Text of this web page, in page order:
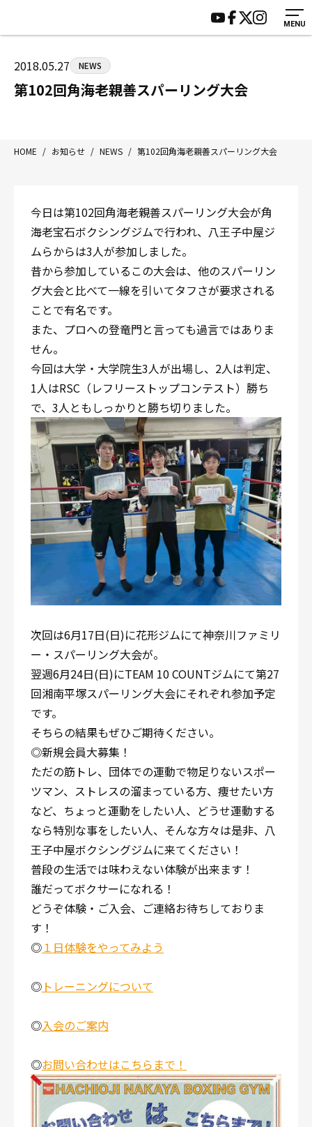
MENU
八王子中屋ボクシングジム
〒192-0072 東京都八王子市南町3-8 第2原嶋ビル1F
Tel/Fax：042-622-7222
営業時間：月〜土 14:00〜22:00 / 日・祝 14:00〜19:00
HOME
ジムについて
トレーニング
入会案内
施設紹介
会員様の声
サポーター募集
2018.05.27 NEWS
第102回角海老親善スパーリング大会
HOME / お知らせ / NEWS / 第102回角海老親善スパーリング大会
今日は第102回角海老親善スパーリング大会が角
海老宝石ボクシングジムで行われ、八王子中屋ジ
ムらからは3人が参加しました。
昔から参加しているこの大会は、他のスパーリン
グ大会と比べて一線を引いてタフさが要求される
ことで有名です。
また、プロへの登竜門と言っても過言ではありま
せん。
今回は大学・大学院生3人が出場し、2人は判定、
1人はRSC（レフリーストップコンテスト）勝ち
で、3人ともしっかりと勝ち切りました。
次回は6月17日(日)に花形ジムにて神奈川ファミリ
ー・スパーリング大会が。
翌週6月24日(日)にTEAM 10 COUNTジムにて第27
回湘南平塚スパーリング大会にそれぞれ参加予定
です。
そちらの結果もぜひご期待ください。
◎新規会員大募集！
ただの筋トレ、団体での運動で物足りないスポー
ツマン、ストレスの溜まっている方、痩せたい方
など、ちょっと運動をしたい人、どうせ運動する
なら特別な事をしたい人、そんな方々は是非、八
王子中屋ボクシングジムに来てください！
普段の生活では味わえない体験が出来ます！
誰だってボクサーになれる！
どうぞ体験・ご入会、ご連絡お待ちしておりま
す！
◎１日体験をやってみよう
◎ トレーニングについて
◎入会のご案内
◎お問い合わせはこちらまで！